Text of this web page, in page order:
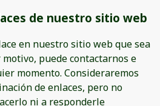
de nuestro sitio web
en nuestro sitio web que sea
puede contactarnos e
momento. Consideraremos
de enlaces, pero no
ni a responderle